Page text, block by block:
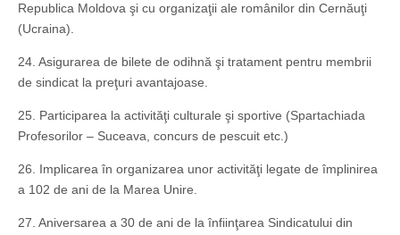
Republica Moldova şi cu organizaţii ale românilor din Cernăuţi
(Ucraina).
24. Asigurarea de bilete de odihnă şi tratament pentru membrii
de sindicat la preţuri avantajoase.
25. Participarea la activităţi culturale şi sportive (Spartachiada
Profesorilor – Suceava, concurs de pescuit etc.)
26. Implicarea în organizarea unor activităţi legate de împlinirea
a 102 de ani de la Marea Unire.
27. Aniversarea a 30 de ani de la înfiinţarea Sindicatului din